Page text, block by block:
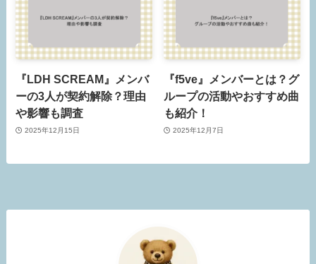
『LDH SCREAM』メンバ
ーの3人が契約解除？理由
や影響も調査
2025年12月15日
『f5ve』メンバーとは？グ
ループの活動やおすすめ曲
も紹介！
2025年12月7日